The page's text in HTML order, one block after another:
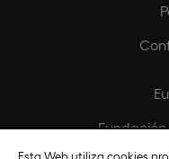
Esta Web utiliza cookies